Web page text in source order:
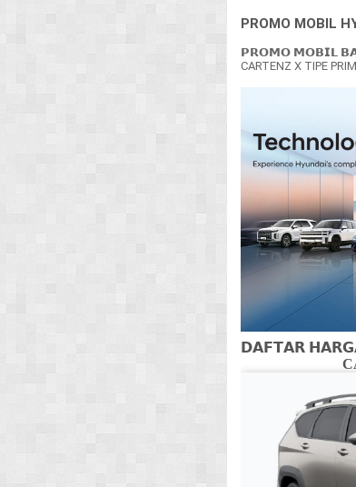
PROMO MOBIL
𝗣𝗥𝗢𝗠𝗢 𝗠𝗢𝗕𝗜𝗟
CARTENZ X TIPE
𝗗𝗔𝗙𝗧𝗔𝗥